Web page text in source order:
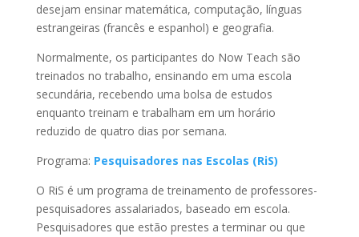
desejam ensinar matemática, computação, línguas
estrangeiras (francês e espanhol) e geografia.
Normalmente, os participantes do Now Teach são
treinados no trabalho, ensinando em uma escola
secundária, recebendo uma bolsa de estudos
enquanto treinam e trabalham em um horário
reduzido de quatro dias por semana.
Programa: Pesquisadores nas Escolas (RiS)
O RiS é um programa de treinamento de professores-
pesquisadores assalariados, baseado em escola.
Pesquisadores que estão prestes a terminar ou que